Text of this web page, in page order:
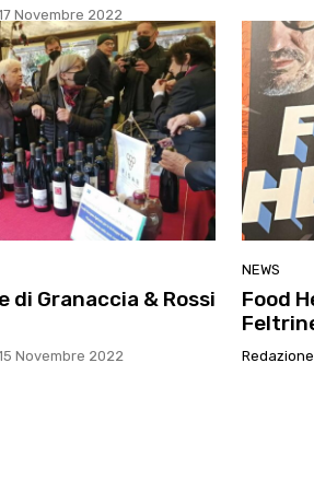
Novembre 2022
di Granaccia & Rossi
Novembre 2022
NEWS
Food
Redazione